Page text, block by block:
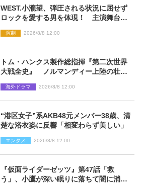
WEST.小瀧望、弾圧される状況に屈せず
ロックを愛する男を体現！ 主演舞台
演劇 2026/8/8 12:00
トム・ハンクス製作総指揮『第二次世界
大戦全史』 ノルマンディー上陸の壮絶
海外ドラマ 2026/8/8 12:00
“港区女子”系AKB48元メンバー38歳、清
楚な浴衣姿に反響「相変わらず美しい」
エンタメ 2026/8/8 12:00
『仮面ライダーゼッツ』第47話「救
う」、小鷹が深い眠りに落ちて闇に消え